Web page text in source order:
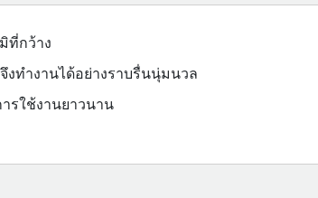
ที่กว้าง
งทำงานได้อย่างราบรื่นนุ่มนวล
รใช้งานยาวนาน